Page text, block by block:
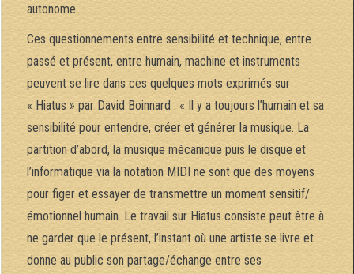
autonome.
Ces questionnements entre sensibilité et technique, entre
passé et présent, entre humain, machine et instruments
peuvent se lire dans ces quelques mots exprimés sur
« Hiatus » par David Boinnard : « Il y a toujours l’humain et sa
sensibilité pour entendre, créer et générer la musique. La
partition d’abord, la musique mécanique puis le disque et
l’informatique via la notation MIDI ne sont que des moyens
pour figer et essayer de transmettre un moment sensitif/
émotionnel humain. Le travail sur Hiatus consiste peut être à
ne garder que le présent, l’instant où une artiste se livre et
donne au public son partage/échange entre ses